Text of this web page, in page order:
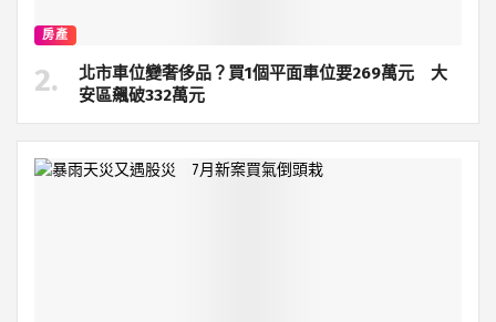
房產
北市車位變奢侈品？買1個平面車位要269萬元 大
安區飆破332萬元